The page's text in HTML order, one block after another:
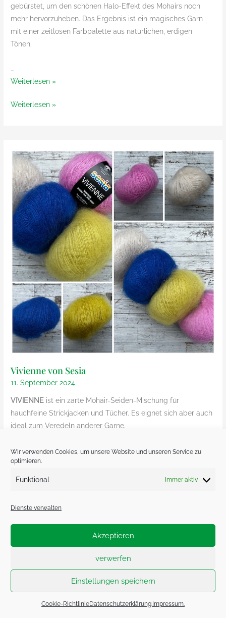
Wir verwenden Cookies, um unsere Website und unseren Service zu
optimieren.
Funktional Immer aktiv
Dienste verwalten
Akzeptieren
verwerfen
Einstellungen speichern
Cookie-RichtlinieDatenschutzerklärung. Impressum.
gebürstet, um den schönen Halo-Effekt des Mohairs noch
mehr hervorzuheben. Das Ergebnis ist ein magisches Garn
mit einer zeitlosen Farbpalette aus natürlichen, erdigen
Tönen.
…
Fable
von
Weiterlesen »
Fable
Yorkshire
Spinners
Weiterlesen »
Vivienne von Sesia
11. September 2024
VIVIENNE ist ein zarte Mohair-Seiden-Mischung für
hauchfeine Strickjacken und Tücher. Es eignet sich aber auch
ideal zum Veredeln anderer Garne.
…
Vivienne
von
Weiterlesen »
Sesia